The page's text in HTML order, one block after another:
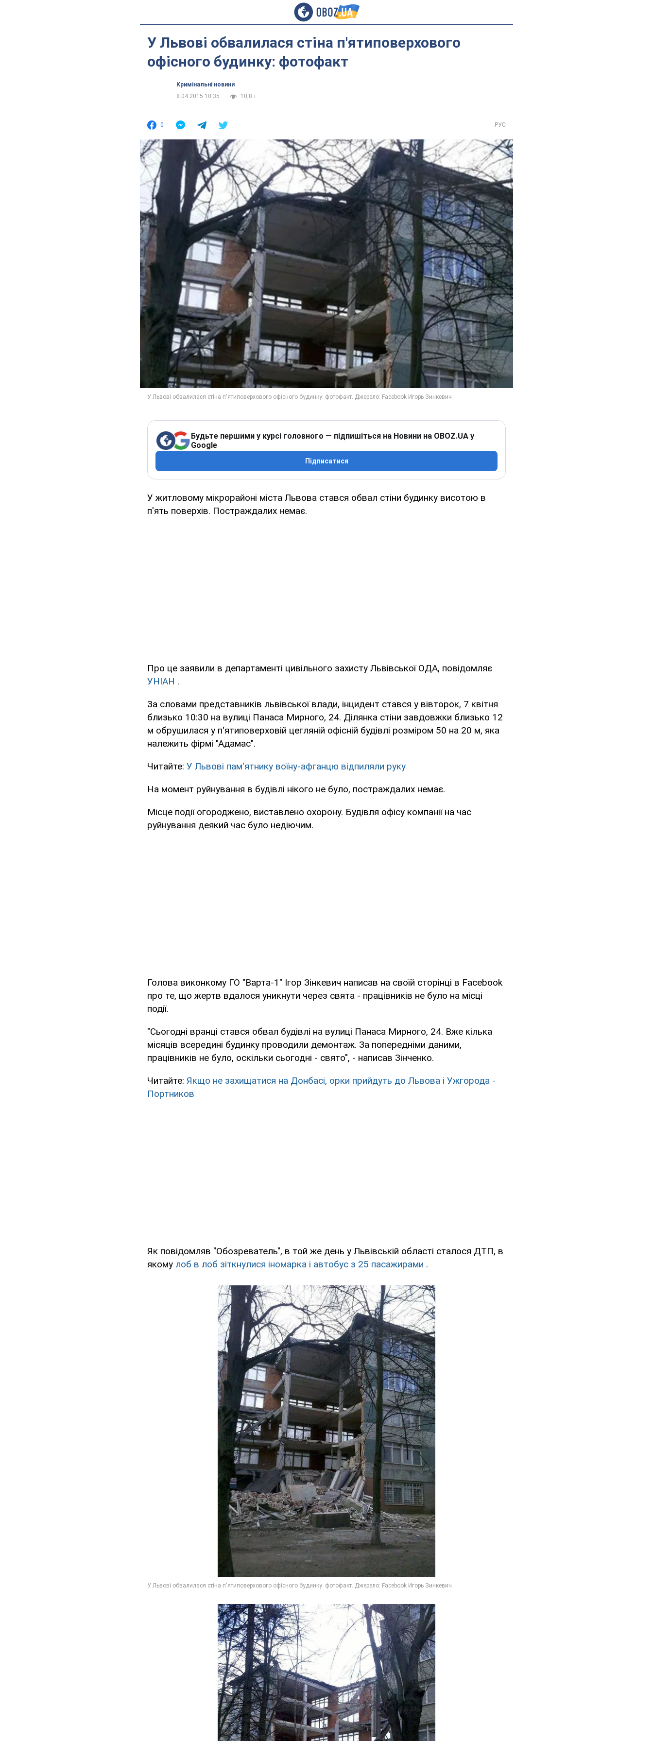
У Львові обвалилася стіна п'ятиповерхового
офісного будинку: фотофакт
Кримінальні новини
8.04.2015 10:35
10,8 т.
0 РУС
Будьте першими у курсі головного — підпишіться на Новини на OBOZ.UA у
Google
Підписатися
У житловому мікрорайоні міста Львова стався обвал стіни будинку висотою в
п'ять поверхів. Постраждалих немає.
Про це заявили в департаменті цивільного захисту Львівської ОДА, повідомляє
УНІАН .
За словами представників львівської влади, інцидент стався у вівторок, 7 квітня
близько 10:30 на вулиці Панаса Мирного, 24. Ділянка стіни завдовжки близько 12
м обрушилася у п'ятиповерховій цегляній офісній будівлі розміром 50 на 20 м, яка
належить фірмі "Адамас".
Читайте: У Львові пам'ятнику воїну-афганцю відпиляли руку
На момент руйнування в будівлі нікого не було, постраждалих немає.
Місце події огороджено, виставлено охорону. Будівля офісу компанії на час
руйнування деякий час було недіючим.
Голова виконкому ГО "Варта-1" Ігор Зінкевич написав на своїй сторінці в Facebook
про те, що жертв вдалося уникнути через свята - працівників не було на місці
події.
"Сьогодні вранці стався обвал будівлі на вулиці Панаса Мирного, 24. Вже кілька
місяців всередині будинку проводили демонтаж. За попередніми даними,
працівників не було, оскільки сьогодні - свято", - написав Зінченко.
Читайте: Якщо не захищатися на Донбасі, орки прийдуть до Львова і Ужгорода -
Портников
Як повідомляв "Обозреватель", в той же день у Львівській області сталося ДТП, в
якому лоб в лоб зіткнулися іномарка і автобус з 25 пасажирами .